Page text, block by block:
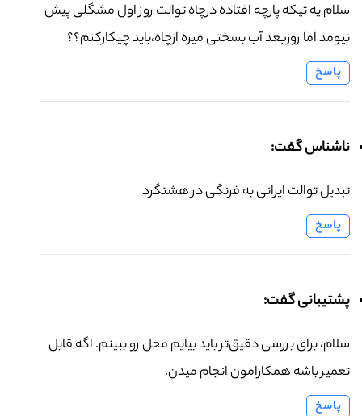
سلام یه تیکه پارچه افتاده درچاه توالت روز اول مشگلی پیش
نیومد اما روزبعد آب بسختی میره ازچاه،باید چیکارکنم؟؟
پاسخ
ناشناس گفت:
تبدیل توالت ایرانی به فرنگی در هشتگرد
پاسخ
پشتیبانی گفت:
سلام، برای بررسی دقیق‌تر باید بیایم محل رو ببینم. اگه قابل
تعمیر باشه همکارامون انجام میدن.
پاسخ